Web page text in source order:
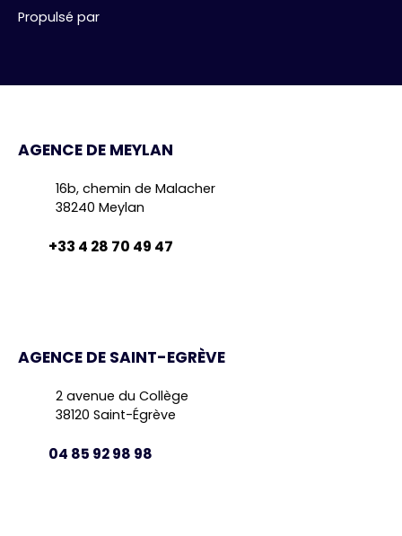
Propulsé par
AGENCE DE MEYLAN
16b, chemin de Malacher
38240 Meylan
+33 4 28 70 49 47
AGENCE DE SAINT-EGRÈVE
2 avenue du Collège
38120 Saint-Égrève
04 85 92 98 98